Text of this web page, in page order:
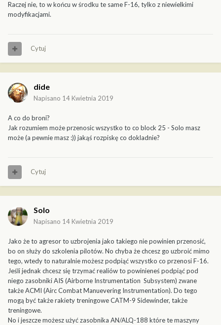
Raczej nie, to w końcu w środku te same F-16, tylko z niewielkimi
modyfikacjami.
Cytuj
dide
Napisano 14 Kwietnia 2019
A co do broni?
Jak rozumiem może przenosic wszystko to co block 25 - Solo masz
może (a pewnie masz :)) jakąś rozpiskę co dokladnie?
Cytuj
Solo
Napisano 14 Kwietnia 2019
Jako że to agresor to uzbrojenia jako takiego nie powinien przenosić,
bo on służy do szkolenia pilotów. No chyba że chcesz go uzbroić mimo
tego, wtedy to naturalnie możesz podpiąć wszystko co przenosi F-16.
Jeśli jednak chcesz się trzymać realiów to powinieneś podpiąć pod
niego zasobniki AIS (Airborne Instrumentation Subsystem) zwane
także ACMI (Airc Combat Manuevering Instrumentation). Do tego
mogą być także rakiety treningowe CATM-9 Sidewinder, także
treningowe.
No i jeszcze możesz użyć zasobnika AN/ALQ-188 które te maszyny